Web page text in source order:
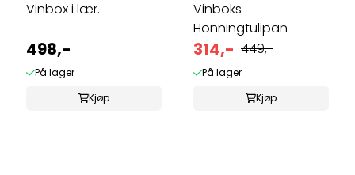
Vinbox i lær.
498,-
På lager
Kjøp
Vinboks
Honningtulipan
314,- 449,-
På lager
Kjøp